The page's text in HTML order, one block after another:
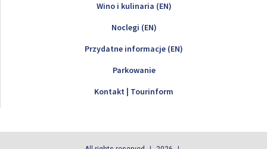
Wino i kulinaria (EN)
Noclegi (EN)
Przydatne informacje (EN)
Parkowanie
Kontakt | Tourinform